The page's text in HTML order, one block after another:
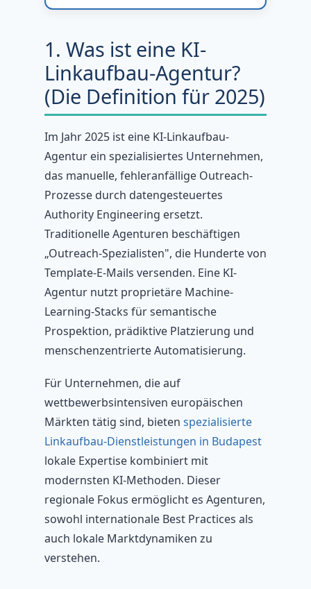
1. Was ist eine KI-
Linkaufbau-Agentur?
(Die Definition für 2025)
Im Jahr 2025 ist eine KI-Linkaufbau-
Agentur ein spezialisiertes Unternehmen,
das manuelle, fehleranfällige Outreach-
Prozesse durch datengesteuertes
Authority Engineering ersetzt.
Traditionelle Agenturen beschäftigen
„Outreach-Spezialisten", die Hunderte von
Template-E-Mails versenden. Eine KI-
Agentur nutzt proprietäre Machine-
Learning-Stacks für semantische
Prospektion, prädiktive Platzierung und
menschenzentrierte Automatisierung.
Für Unternehmen, die auf
wettbewerbsintensiven europäischen
Märkten tätig sind, bieten spezialisierte
Linkaufbau-Dienstleistungen in Budapest
lokale Expertise kombiniert mit
modernsten KI-Methoden. Dieser
regionale Fokus ermöglicht es Agenturen,
sowohl internationale Best Practices als
auch lokale Marktdynamiken zu
verstehen.